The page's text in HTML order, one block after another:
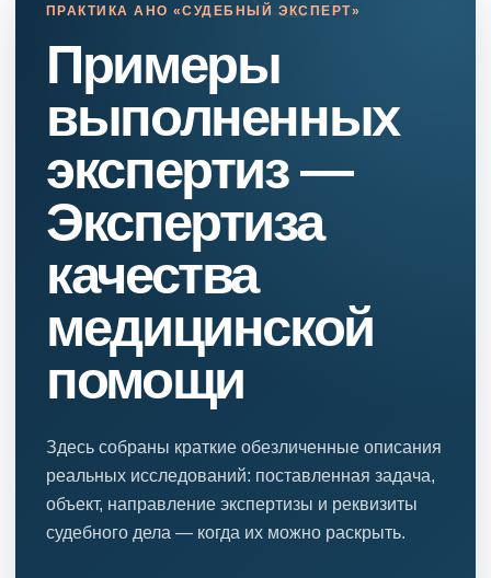
ПРАКТИКА АНО «СУДЕБНЫЙ ЭКСПЕРТ»
Примеры
выполненных
экспертиз —
Экспертиза
качества
медицинской
помощи
Здесь собраны краткие обезличенные описания
реальных исследований: поставленная задача,
объект, направление экспертизы и реквизиты
судебного дела — когда их можно раскрыть.